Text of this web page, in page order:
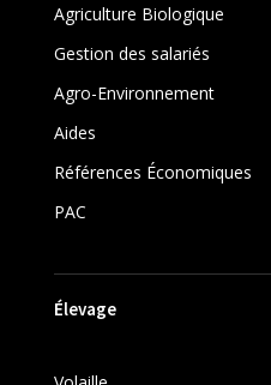
Agriculture Biologique
Gestion des salariés
Agro-Environnement
Aides
Références Économiques
PAC
Élevage